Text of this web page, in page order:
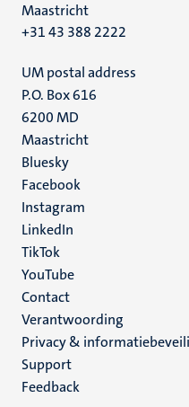
Maastricht
+31 43 388 2222
UM postal address
P.O. Box 616
6200 MD
Maastricht
Social
media
Bluesky
Facebook
Instagram
LinkedIn
TikTok
YouTube
Menu
footer
(NL)
Contact
Verantwoording
Privacy &
Support
Feedback